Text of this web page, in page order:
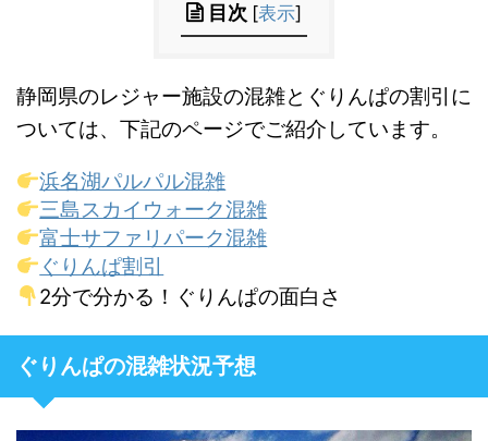
目次 [表示]
静岡県のレジャー施設の混雑とぐりんぱの割引に
ついては、下記のページでご紹介しています。
浜名湖パルパル混雑
三島スカイウォーク混雑
富士サファリパーク混雑
ぐりんぱ割引
2分で分かる！ぐりんぱの面白さ
ぐりんぱの混雑状況予想